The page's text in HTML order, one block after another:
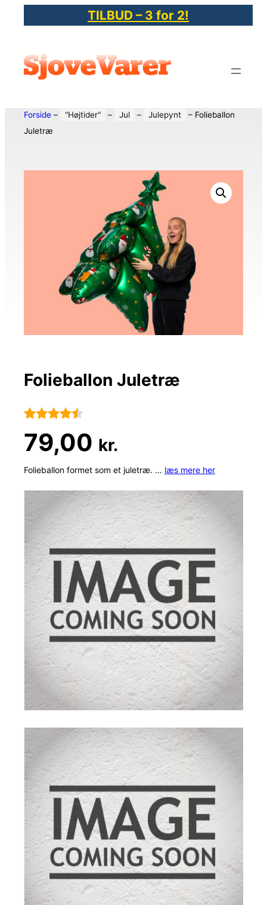
TILBUD – 3 for 2!
Forside – "Højtider" – Jul – Julepynt – Folieballon
Juletræ
Folieballon Juletræ
som4.4
ud af 5
kundebedø
mmelser
79,00 kr.
Folieballon formet som et juletræ. … læs mere her